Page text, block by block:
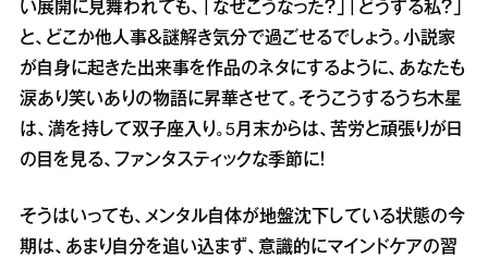
い展開に見舞われても、「なぜこうなった？」「どうする私？」
と、どこか他人事＆謎解き気分で過ごせるでしょう。小説家
が自身に起きた出来事を作品のネタにするように、あなたも
涙あり笑いありの物語に昇華させて。そうこうするうち木星
は、満を持して双子座入り。5月末からは、苦労と頑張りが日
の目を見る、ファンタスティックな季節に！
そうはいっても、メンタル自体が地盤沈下している状態の今
期は、あまり自分を追い込まず、意識的にマインドケアの習